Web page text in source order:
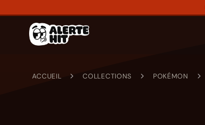
ACCUEIL COLLECTIONS POKÉMON